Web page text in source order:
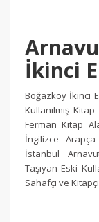
İkinci
Boğazköy İkinci
Kullanılmış
Ferman Kitap
İngilizce Arapça
İstanbul
Taşıyan Eski
Sahafçı ve